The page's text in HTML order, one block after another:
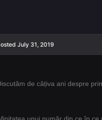
July 31, 2019
de câțiva ani despre